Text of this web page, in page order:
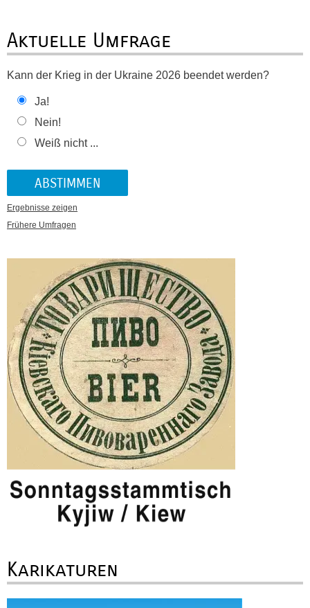
Aktuelle Umfrage
Kann der Krieg in der Ukraine 2026 beendet werden?
Ja!
Nein!
Weiß nicht ...
Ergebnisse zeigen
Frühere Umfragen
Karikaturen